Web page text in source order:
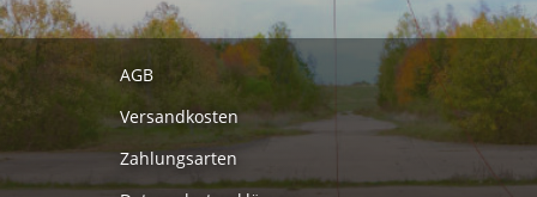
AGB
Versandkosten
Zahlungsarten